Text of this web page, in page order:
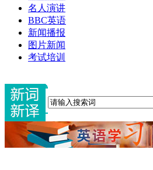
名人演讲
BBC英语
新闻播报
图片新闻
考试培训